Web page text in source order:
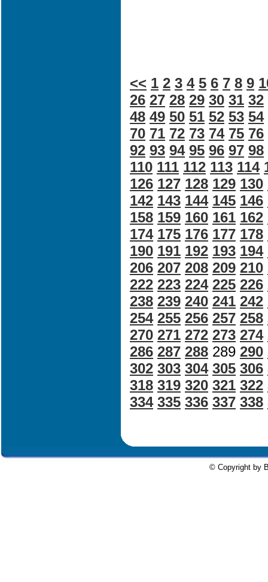
<< 1 2 3 4 5 6 7 8 9
26 27 28 29 30 31 32
48 49 50 51 52 53 54
70 71 72 73 74 75 76
92 93 94 95 96 97 98
110 111 112 113 114
126 127 128 129 130
142 143 144 145 146
158 159 160 161 162
174 175 176 177 178
190 191 192 193 194
206 207 208 209 210
222 223 224 225 226
238 239 240 241 242
254 255 256 257 258
270 271 272 273 274
286 287 288 289 290
302 303 304 305 306
318 319 320 321 322
334 335 336 337 338
© Copyright by